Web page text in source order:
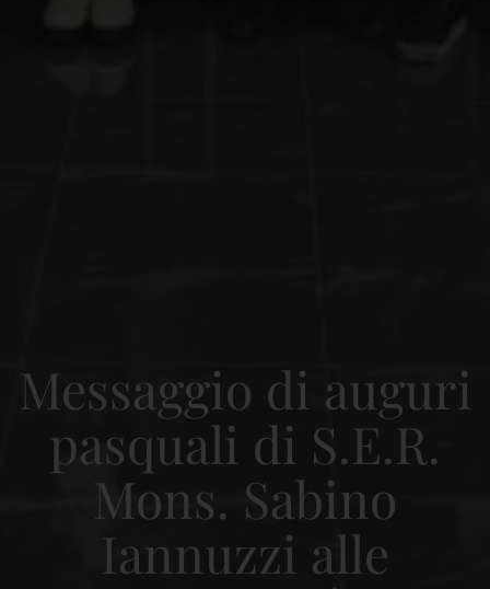
Messaggio di auguri
pasquali di S.E.R.
Mons. Sabino
Iannuzzi alle